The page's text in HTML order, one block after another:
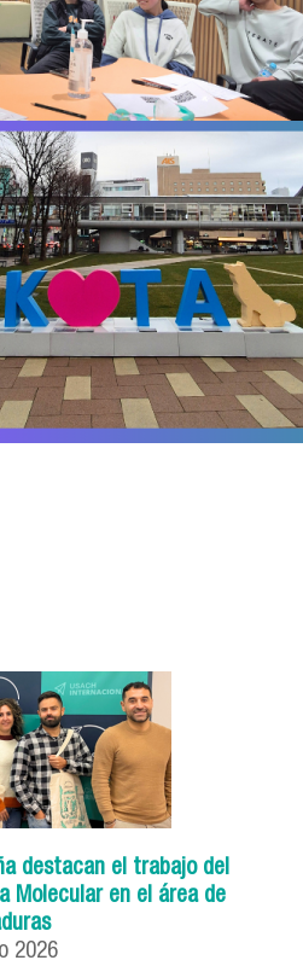
destacan el trabajo del
Molecular en el área de
2026